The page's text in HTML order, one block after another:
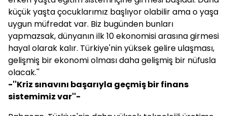
küçük yaşta çocuklarımız başlıyor olabilir ama o yaşa
uygun müfredat var. Biz bugünden bunları
yapmazsak, dünyanın ilk 10 ekonomisi arasına girmesi
hayal olarak kalır. Türkiye'nin yüksek gelire ulaşması,
gelişmiş bir ekonomi olması daha gelişmiş bir nüfusla
olacak.''
-''Kriz sınavını başarıyla geçmiş bir finans
sistemimiz var''-